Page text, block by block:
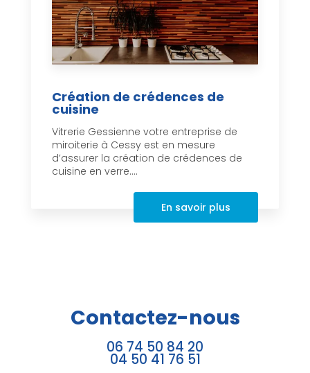
Création de crédences de
cuisine
Vitrerie Gessienne votre entreprise de
miroiterie à Cessy est en mesure
d’assurer la création de crédences de
cuisine en verre....
En savoir plus
Contactez-nous
06 74 50 84 20
04 50 41 76 51